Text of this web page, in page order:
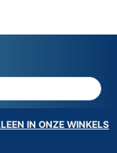
IN ONZE WINKELS